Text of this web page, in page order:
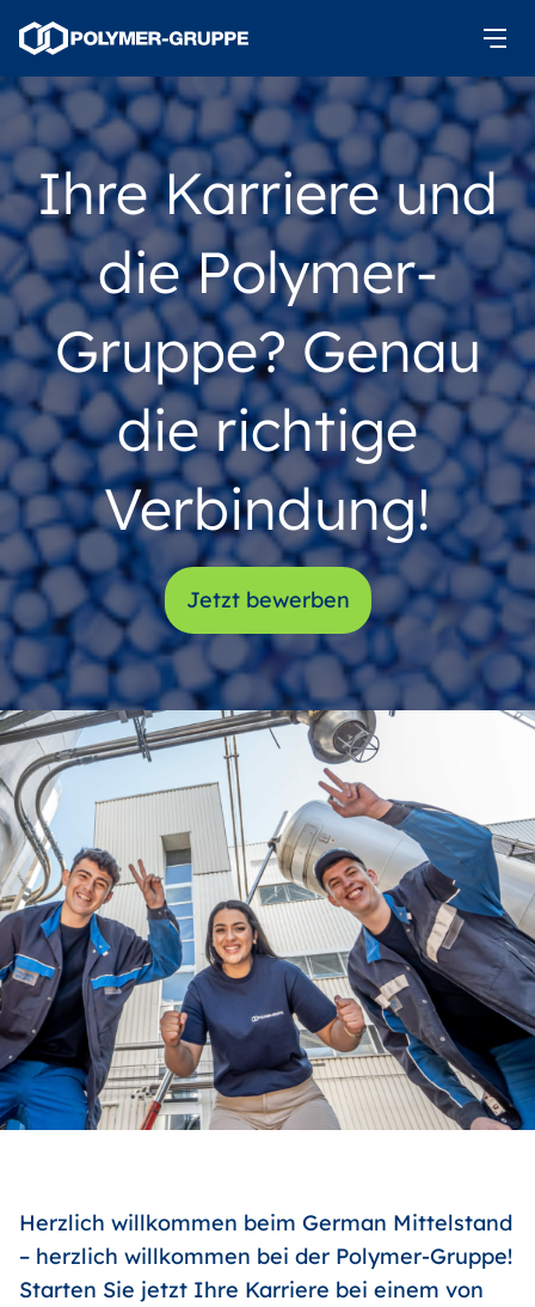
Ihre Karriere und
die Polymer-
Gruppe? Genau
die richtige
Verbindung!
Jetzt bewerben
Herzlich willkommen beim German Mittelstand
– herzlich willkommen bei der Polymer-Gruppe!
Starten Sie jetzt Ihre Karriere bei einem von